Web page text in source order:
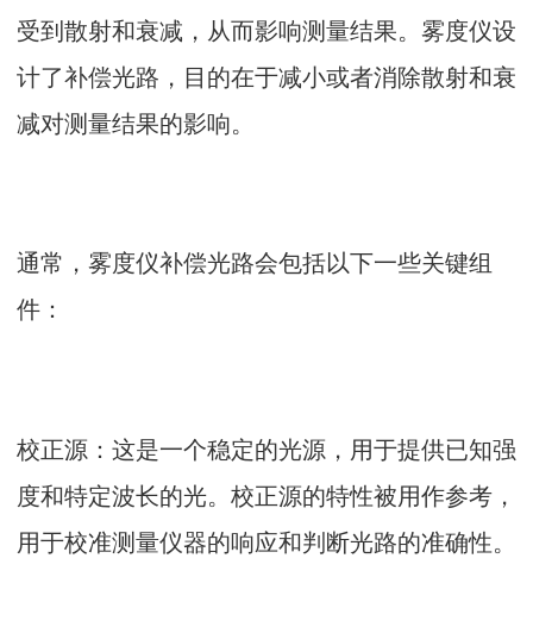
受到散射和衰减，从而影响测量结果。 雾度仪设
计了补偿光路，目的在于减小或者消除散射和衰
减对测量结果的影响。
通常，雾度仪补偿光路会包括以下一些关键组
件：
校正源：这是一个稳定的光源，用于提供已知强
度和特定波长的光。校正源的特性被用作参考，
用于校准测量仪器的响应和判断光路的准确性。